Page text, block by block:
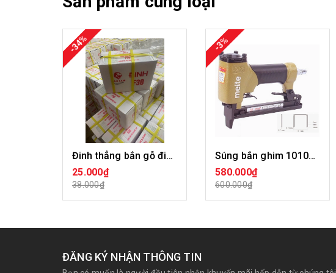
-34%
Đinh thẳng bắn gỗ đinh F sư tử đỏ F15 F20 F25 F30 F40 F50 DTBG-BL
25.000₫
38.000₫
CHỌN SẢN PHẨM
-3%
Súng bắn ghim 1010F Meite
580.000₫
600.000₫
HẾT HÀNG
ĐĂNG KÝ NHẬN THÔNG TIN